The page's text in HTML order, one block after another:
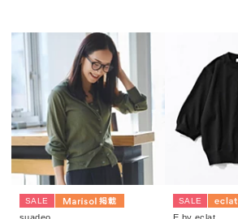
SALE SALE